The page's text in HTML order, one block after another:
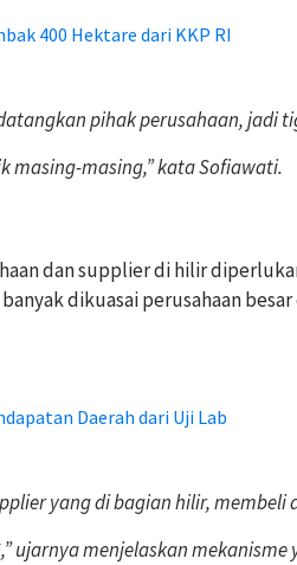
400 Hektare dari KKP RI
pihak perusahaan, jadi
masing-masing,” kata Sofiawati.
dan supplier di hilir
dikuasai perusahaan
Daerah dari Uji Lab
yang di bagian hilir, membeli
ujarnya menjelaskan mekanisme